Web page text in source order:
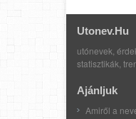
Utonev.hu
utónevek,
statisztikák,
Ajánljuk
Amiről a